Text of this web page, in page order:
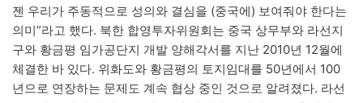
젠 우리가 주동적으로 성의와 결심을 (중국에) 보여줘야 한다는
의미”라고 했다. 북한 합영투자위원회는 중국 상무부와 라선지
구와 황금평 임가공단지 개발 양해각서를 지난 2010년 12월에
체결한 바 있다. 위화도와 황금평의 토지임대를 50년에서 100
년으로 연장하는 문제도 계속 협상 중인 것으로 알려졌다. 라선